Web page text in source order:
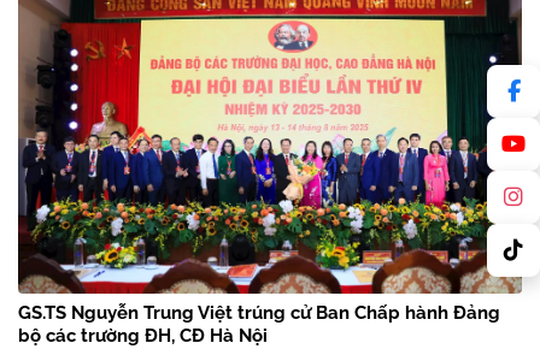
GS.TS Nguyễn Trung Việt trúng cử Ban Chấp hành Đảng
bộ các trường ĐH, CĐ Hà Nội